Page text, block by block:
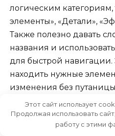
логическим
элементы», «Детали»,
Также полезно давать
названия и
для быстрой навигации.
находить нужные
изменения без
Что такое PSD файл
его можно
Этот сайт использует
Продолжая использовать
работу с этими